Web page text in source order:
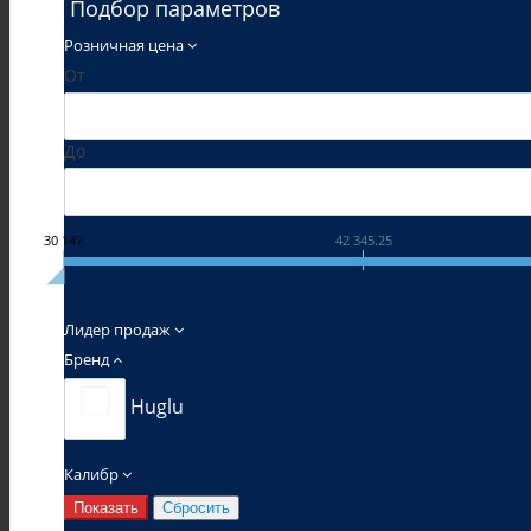
Подбор параметров
Розничная цена
От
До
30 147 42 345.25
Лидер продаж
Бренд
Huglu
Калибр